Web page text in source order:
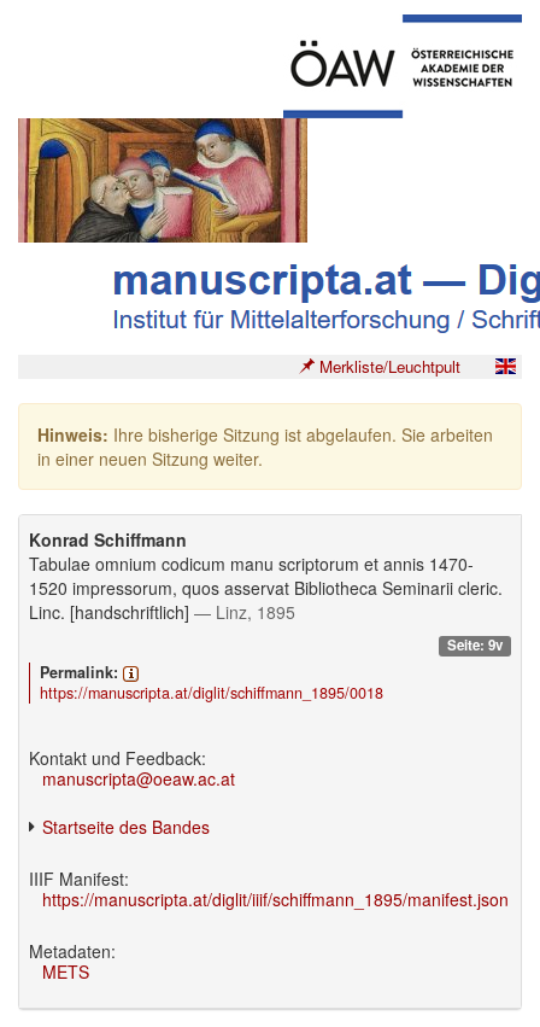
Merkliste/Leuchtpult
Hinweis: Ihre bisherige Sitzung ist abgelaufen. Sie arbeiten
in einer neuen Sitzung weiter.
Konrad Schiffmann
Tabulae omnium codicum manu scriptorum et annis 1470-
1520 impressorum, quos asservat Bibliotheca Seminarii cleric.
Linc. [handschriftlich] — Linz, 1895
Seite: 9v
Permalink:
https://manuscripta.at/diglit/schiffmann_1895/0018
Kontakt und Feedback:
manuscripta@oeaw.ac.at
Startseite des Bandes
IIIF Manifest:
https://manuscripta.at/diglit/iiif/schiffmann_1895/manifest.json
Metadaten:
METS